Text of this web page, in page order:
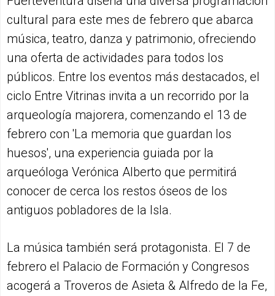
cultural para este mes de febrero que abarca
música, teatro, danza y patrimonio, ofreciendo
una oferta de actividades para todos los
públicos. Entre los eventos más destacados, el
ciclo Entre Vitrinas invita a un recorrido por la
arqueología majorera, comenzando el 13 de
febrero con 'La memoria que guardan los
huesos', una experiencia guiada por la
arqueóloga Verónica Alberto que permitirá
conocer de cerca los restos óseos de los
antiguos pobladores de la Isla.
La música también será protagonista. El 7 de
febrero el Palacio de Formación y Congresos
acogerá a Troveros de Asieta & Alfredo de la Fe,